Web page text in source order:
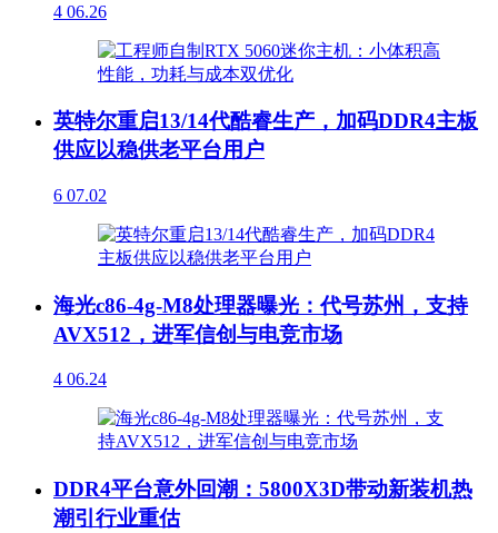
4 06.26
英特尔重启13/14代酷睿生产，加码DDR4主板
供应以稳供老平台用户
6 07.02
海光c86-4g-M8处理器曝光：代号苏州，支持
AVX512，进军信创与电竞市场
4 06.24
DDR4平台意外回潮：5800X3D带动新装机热
潮引行业重估